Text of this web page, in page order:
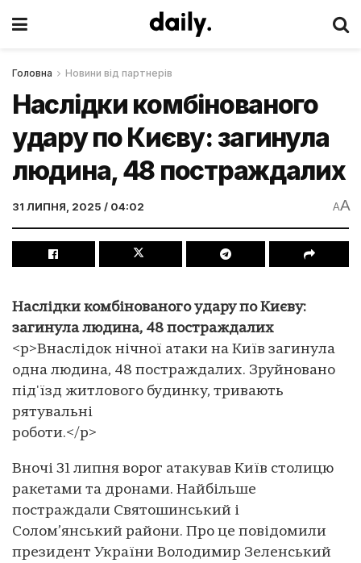
Головна Новини від партнерів
Наслідки комбінованого
удару по Києву: загинула
людина, 48 постраждалих
31 ЛИПНЯ, 2025 / 04:02 AA
Наслідки комбінованого удару по Києву:
загинула людина, 48 постраждалих
<p>Внаслідок нічної атаки на Київ загинула
одна людина, 48 постраждалих. Зруйновано
під'їзд житлового будинку, тривають
рятувальні
роботи.</p>
Вночі 31 липня ворог атакував Київ столицю
ракетами та дронами. Найбільше
постраждали Святошинський і
Солом’янський райони. Про це повідомили
президент України Володимир Зеленський